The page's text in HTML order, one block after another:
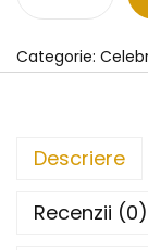
Categorie:
Descriere
Recenzii (0)